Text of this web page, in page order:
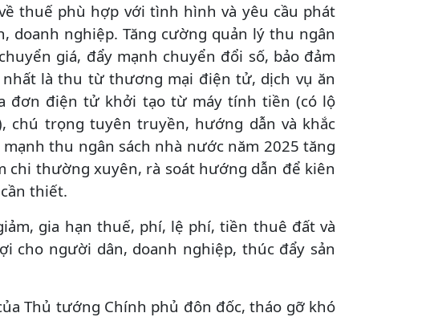
thuế phù hợp với tình hình và yêu cầu phát
nghiệp. Tăng cường quản lý thu ngân
giá, đẩy mạnh chuyển đổi số, bảo đảm
là thu từ thương mại điện tử, dịch vụ ăn
đơn điện tử khởi tạo từ máy tính tiền (có lộ
trọng tuyên truyền, hướng dẫn và khắc
thu ngân sách nhà nước năm 2025 tăng
chi thường xuyên, rà soát hướng dẫn để kiên
thiết.
gia hạn thuế, phí, lệ phí, tiền thuê đất và
cho người dân, doanh nghiệp, thúc đẩy sản
Thủ tướng Chính phủ đôn đốc, tháo gỡ khó